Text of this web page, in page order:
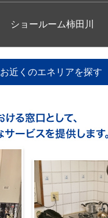
ショールーム柿田川
お近くのエネリアを探す